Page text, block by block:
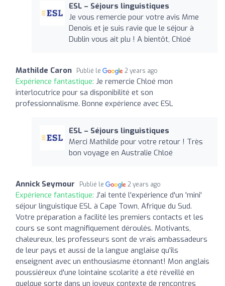
ESL – Séjours linguistiques
Je vous remercie pour votre avis Mme
Denois et je suis ravie que le séjour à
Dublin vous ait plu ! A bientôt, Chloé
Mathilde Caron Publié le 2 years ago
Expérience fantastique: Je remercie Chloé mon
interlocutrice pour sa disponibilité et son
professionnalisme. Bonne expérience avec ESL
ESL – Séjours linguistiques
Merci Mathilde pour votre retour ! Très
bon voyage en Australie Chloé
Annick Seymour Publié le 2 years ago
Expérience fantastique: J'ai tenté l'expérience d'un 'mini'
séjour linguistique ESL à Cape Town, Afrique du Sud.
Votre préparation a facilité les premiers contacts et les
cours se sont magnifiquement déroulés. Motivants,
chaleureux, les professeurs sont de vrais ambassadeurs
de leur pays et aussi de la langue anglaise qu'ils
enseignent avec un enthousiasme étonnant! Mon anglais
poussiéreux d'une lointaine scolarité a été réveillé en
quelque sorte dans un joyeux contexte de rencontres